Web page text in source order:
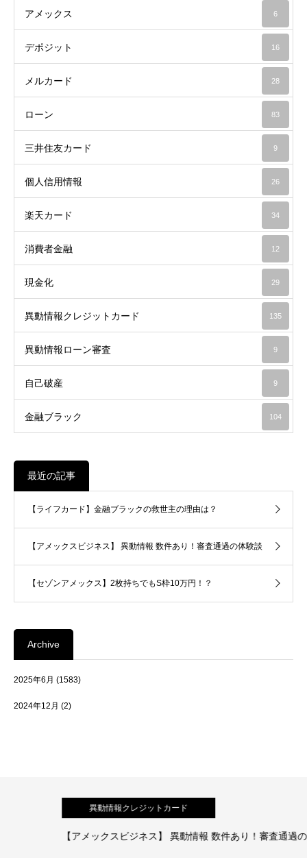
アメックス 6
デポジット 16
メルカード 28
ローン 83
三井住友カード 9
個人信用情報 26
楽天カード 34
消費者金融 12
現金化 29
異動情報クレジットカード 135
異動情報ローン審査 9
自己破産 9
金融ブラック 104
最近の記事
【ライフカード】金融ブラックの救世主の理由は？
【アメックスビジネス】 異動情報 数件あり！審査通過の体験談
【セゾンアメックス】2枚持ちでもS枠10万円！？
Archive
2025年6月 (1583)
2024年12月 (2)
異動情報クレジットカード
【アメックスビジネス】 異動情報 数件あり！審査通過の体験談